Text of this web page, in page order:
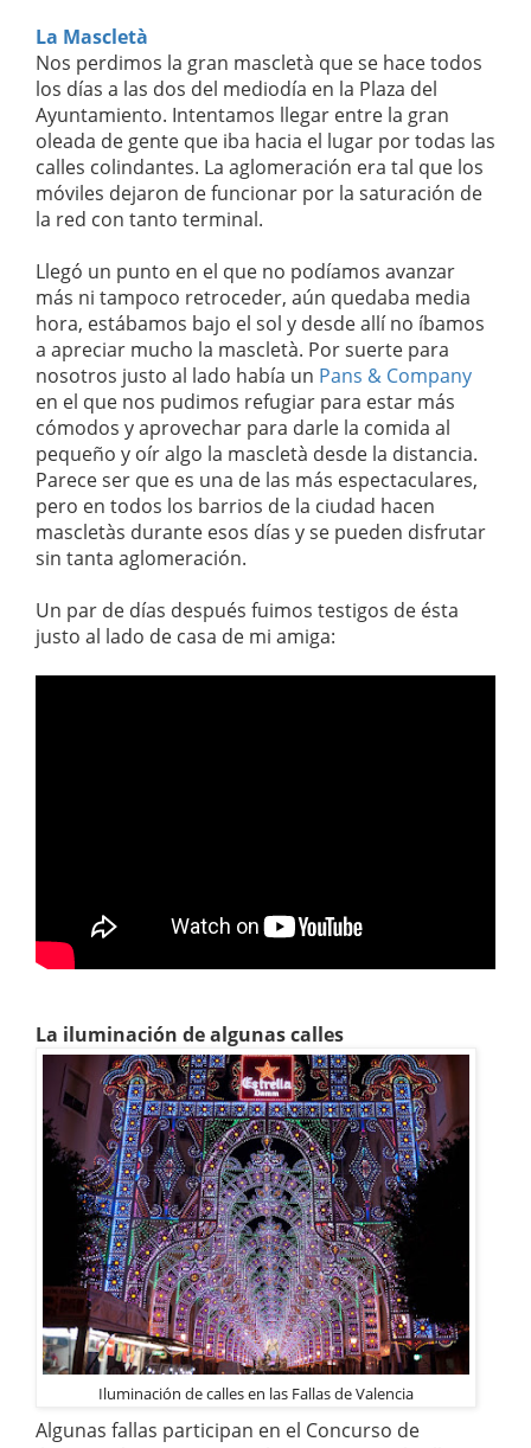
La Mascletà
Nos perdimos la gran mascletà que se hace todos
los días a las dos del mediodía en la Plaza del
Ayuntamiento. Intentamos llegar entre la gran
oleada de gente que iba hacia el lugar por todas las
calles colindantes. La aglomeración era tal que los
móviles dejaron de funcionar por la saturación de
la red con tanto terminal.
Llegó un punto en el que no podíamos avanzar
más ni tampoco retroceder, aún quedaba media
hora, estábamos bajo el sol y desde allí no íbamos
a apreciar mucho la mascletà. Por suerte para
nosotros justo al lado había un Pans & Company
en el que nos pudimos refugiar para estar más
cómodos y aprovechar para darle la comida al
pequeño y oír algo la mascletà desde la distancia.
Parece ser que es una de las más espectaculares,
pero en todos los barrios de la ciudad hacen
mascletàs durante esos días y se pueden disfrutar
sin tanta aglomeración.
Un par de días después fuimos testigos de ésta
justo al lado de casa de mi amiga:
La iluminación de algunas calles
Iluminación de calles en las Fallas de Valencia
Algunas fallas participan en el Concurso de